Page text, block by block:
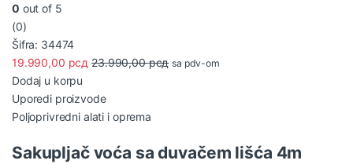
0 out of 5
(0)
Šifra: 34474
19.990,00 рсд 23.990,00рсд sa pdv-om
Dodaj u korpu
Uporedi proizvode
Poljoprivredni alati i oprema
Sakupljač voća sa duvačem lišća 4m